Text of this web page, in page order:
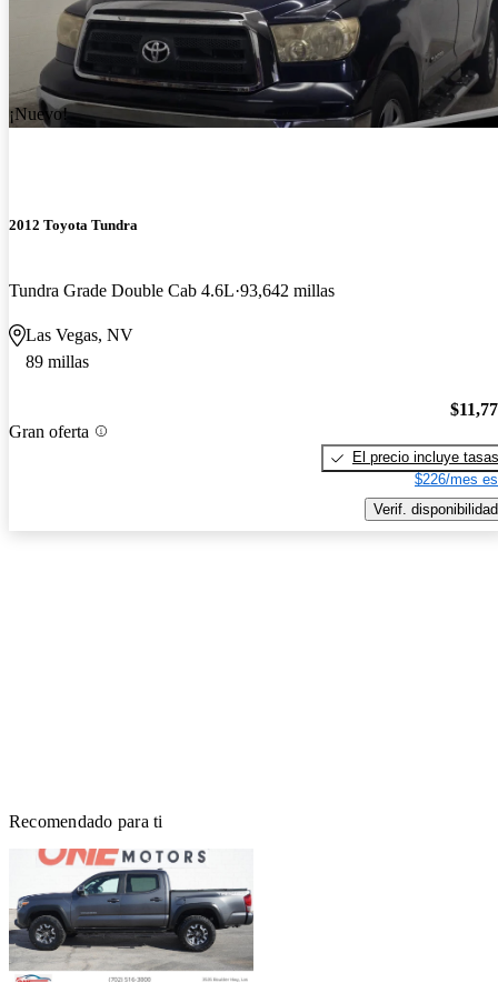
¡Nuevo!
2012 Toyota Tundra
Tundra Grade Double Cab 4.6L 93,642 millas
Las Vegas, NV
89 millas
Gran oferta
El precio incluye tasas
$226/mes
Verif. disponibilidad
Recomendado para ti